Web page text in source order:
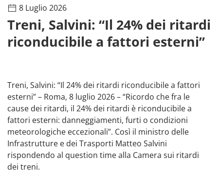
8 Luglio 2026
Treni, Salvini: “Il 24% dei ritardi
riconducibile a fattori esterni”
Treni, Salvini: “Il 24% dei ritardi riconducibile a fattori
esterni” – Roma, 8 luglio 2026 – “Ricordo che fra le
cause dei ritardi, il 24% dei ritardi è riconducibile a
fattori esterni: danneggiamenti, furti o condizioni
meteorologiche eccezionali”. Così il ministro delle
Infrastrutture e dei Trasporti Matteo Salvini
rispondendo al question time alla Camera sui ritardi
dei treni.